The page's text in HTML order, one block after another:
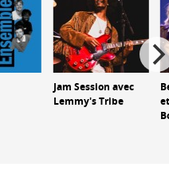
Jam Session avec
Lemmy's Tribe